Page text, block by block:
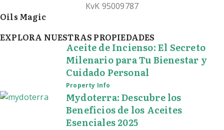
KvK 95009787
Oils Magic
EXPLORA NUESTRAS PROPIEDADES
Aceite de Incienso: El Secreto
Milenario para Tu Bienestar y
Cuidado Personal
Property Info
Mydoterra: Descubre los
Beneficios de los Aceites
Esenciales 2025